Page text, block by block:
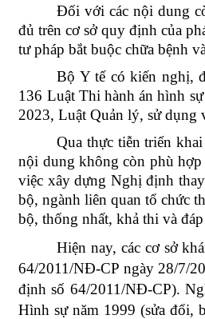
Đối với các nội dung
đủ trên cơ sở quy định của
tư pháp bắt buộc chữa bệnh
Bộ Y tế có kiến nghị,
136 Luật Thi hành án hình
2023, Luật Quản lý, sử dụng
Qua thực tiễn triển
nội dung không còn phù
việc xây dựng Nghị định
bộ, ngành liên quan tổ chức
bộ, thống nhất, khả thi và
Hiện nay, các cơ sở
64/2011/NĐ-CP ngày 28/7/
định số 64/2011/NĐ-CP).
Hình sự năm 1999 (sửa đổi,